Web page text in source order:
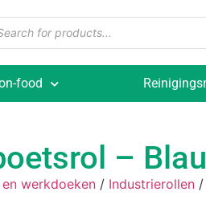
food
–
werkdoeken / Industrierollen /